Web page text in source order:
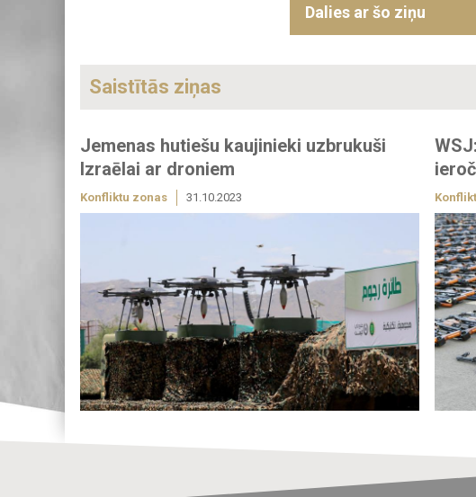
Dalies ar šo ziņu
Saistītās ziņas
Jemenas hutiešu kaujinieki uzbrukuši
Izraēlai ar droniem
Konfliktu zonas 31.10.2023